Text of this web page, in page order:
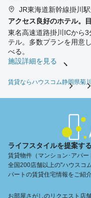
JR東海道新幹線掛川
アクセス良好のホテル。
東名高速道路掛川ICから
テル。多数プランを用意
べる。
施設詳細を見る
賃貸ならハウスコム静岡県菊
ライフスタイルを提案す
賃貸物件（マンション･アパ
全国200店舗以上の"ハウスコ
パートの賃貸住宅情報をご紹
お部屋さがしのリクエスト 店